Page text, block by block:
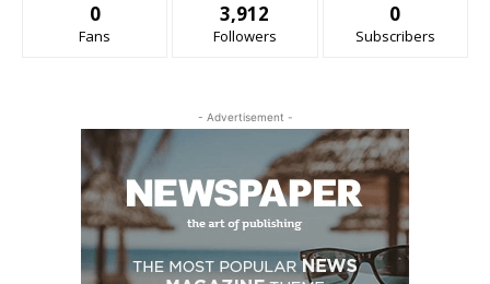
0
Fans
3,912
Followers
0
Subscribers
- Advertisement -